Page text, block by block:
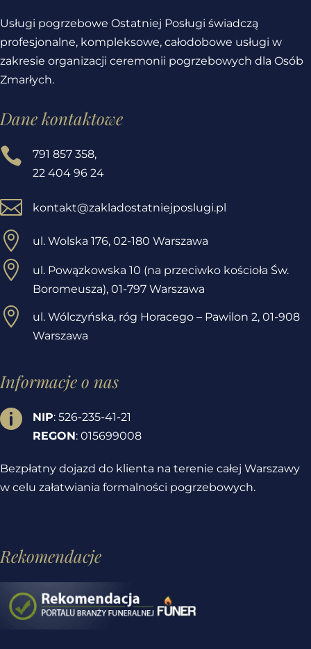
Usługi pogrzebowe Ostatniej Posługi świadczą
profesjonalne, kompleksowe, całodobowe usługi w
zakresie organizacji ceremonii pogrzebowych dla Osób
Zmarłych.
Dane kontaktowe

791 857 358,
22 404 96 24
 kontakt@zakladostatniejposlugi.pl
 ul. Wolska 176, 02-180 Warszawa

ul. Powązkowska 10 (na przeciwko kościoła Św.
Boromeusza), 01-797 Warszawa
 ul. Wólczyńska, róg Horacego – Pawilon 2, 01-908
Warszawa
Informacje o nas

NIP: 526-235-41-21
REGON: 015699008
Bezpłatny dojazd do klienta na terenie całej Warszawy
w celu załatwiania formalności pogrzebowych.
Rekomendacje